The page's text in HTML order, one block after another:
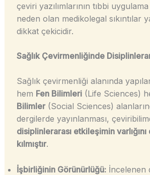
çeviri yazılımlarının tıbbi
neden olan medikolegal sıkıntılar
dikkat çekicidir.
Sağlık Çevirmenliğinde
Sağlık çevirmenliği alanında
hem Fen Bilimleri(Life Sciences)
Bilimler(Social Sciences)
dergilerde yayınlanması,
disiplinlerarası etkileşimin
kılmıştır.
İşbirliğinin Görünürlüğü:İncelenen